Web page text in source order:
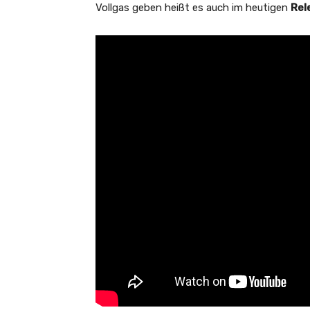
Vollgas geben heißt es auch im heutigen